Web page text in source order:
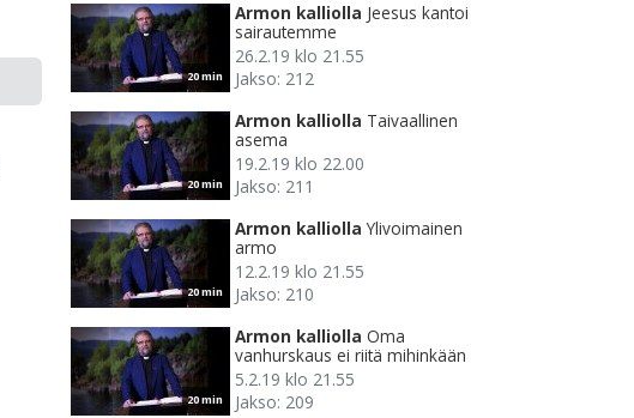
20 min
Armon kalliolla Jeesus kantoi
sairautemme
26.2.19 klo 21.55
Jakso: 212
20 min
Armon kalliolla Taivaallinen
asema
19.2.19 klo 22.00
Jakso: 211
20 min
Armon kalliolla Ylivoimainen
armo
12.2.19 klo 21.55
Jakso: 210
20 min
Armon kalliolla Oma
vanhurskaus ei riitä mihinkään
5.2.19 klo 21.55
Jakso: 209